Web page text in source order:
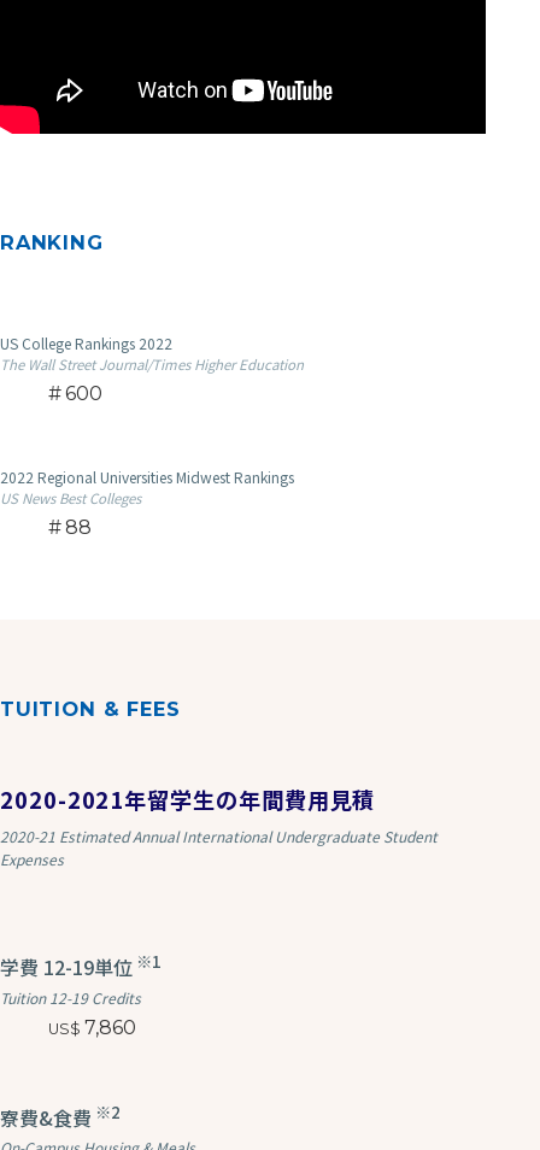
RANKING
US College Rankings 2022
The Wall Street Journal/Times Higher Education
600
2022 Regional Universities Midwest Rankings
US News Best Colleges
88
TUITION & FEES
2020-2021年留学生の年間費用見積
2020-21 Estimated Annual International Undergraduate Student
Expenses
学費 12-19単位 ※1
Tuition 12-19 Credits
7,860
寮費&食費 ※2